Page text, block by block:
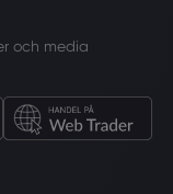
och media